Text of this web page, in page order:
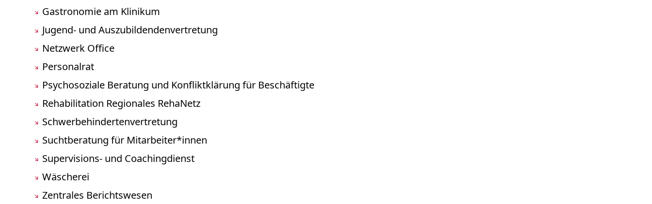
Gastronomie am Klinikum
Jugend- und Auszubildendenvertretung
Netzwerk Office
Personalrat
Psychosoziale Beratung und Konfliktklärung für Beschäftigte
Rehabilitation Regionales RehaNetz
Schwerbehindertenvertretung
Suchtberatung für Mitarbeiter*innen
Supervisions- und Coachingdienst
Wäscherei
Zentrales Berichtswesen